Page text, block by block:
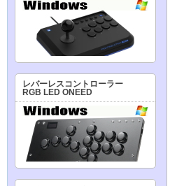
レバーレスコントローラー
RGB LED ONEED